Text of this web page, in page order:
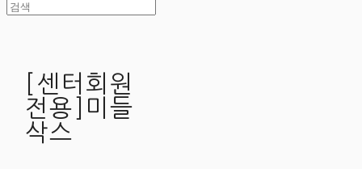
[센터회원
전용]미들
삭스